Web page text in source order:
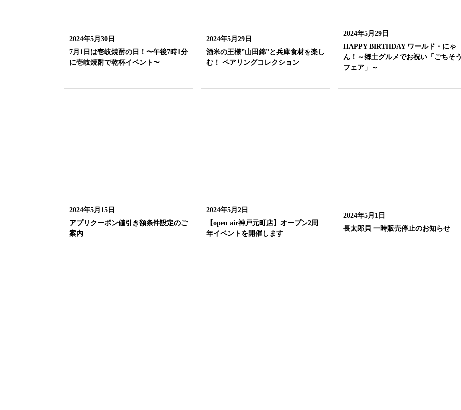
2024年5月30日
7月1日は壱岐焼酎の日！〜午後7時1分
に壱岐焼酎で乾杯イベント〜
2024年5月29日
酒米の王様”山田錦”と兵庫食材を楽し
む！ ペアリングコレクション
2024年5月29日
HAPPY BIRTHDAY ワールド・にゃ
ん！～郷土グルメでお祝い「ごちそう
フェア」～
2024年5月15日
アプリクーポン値引き額条件設定のご
案内
2024年5月2日
【open air神戸元町店】オープン2周
年イベントを開催します
2024年5月1日
長太郎貝 一時販売停止のお知らせ